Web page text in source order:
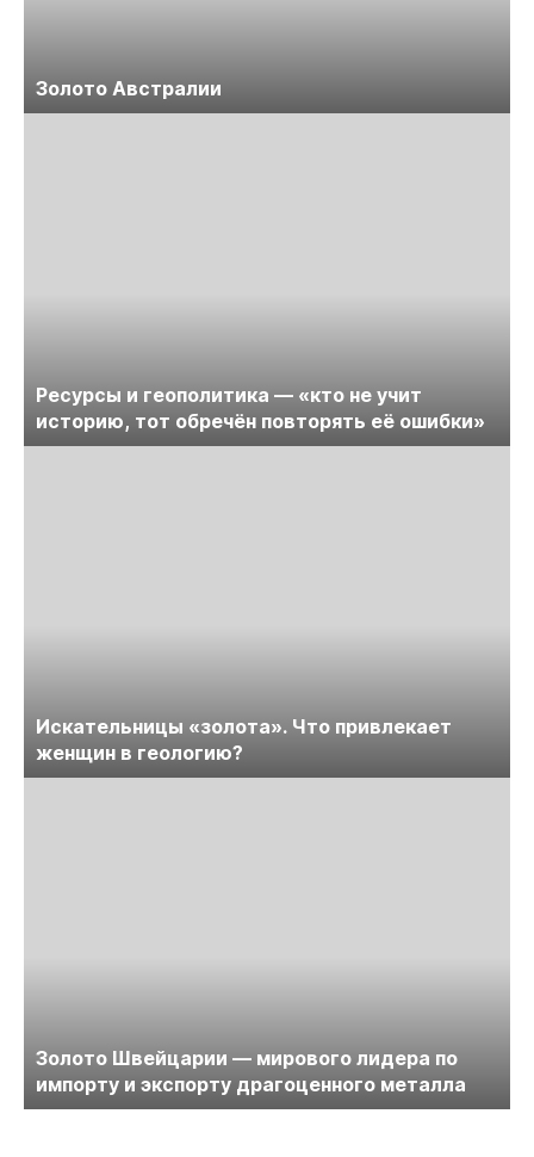
Золото Австралии
Ресурсы и геополитика — «кто не учит
историю, тот обречён повторять её ошибки»
Искательницы «золота». Что привлекает
женщин в геологию?
Золото Швейцарии — мирового лидера по
импорту и экспорту драгоценного металла